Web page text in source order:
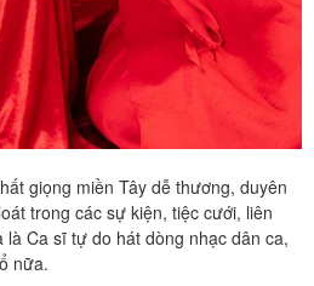
giọng miền Tây dễ thương, duyên
trong các sự kiện, tiệc cưới, liên
Ca sĩ tự do hát dòng nhạc dân ca,
nữa.